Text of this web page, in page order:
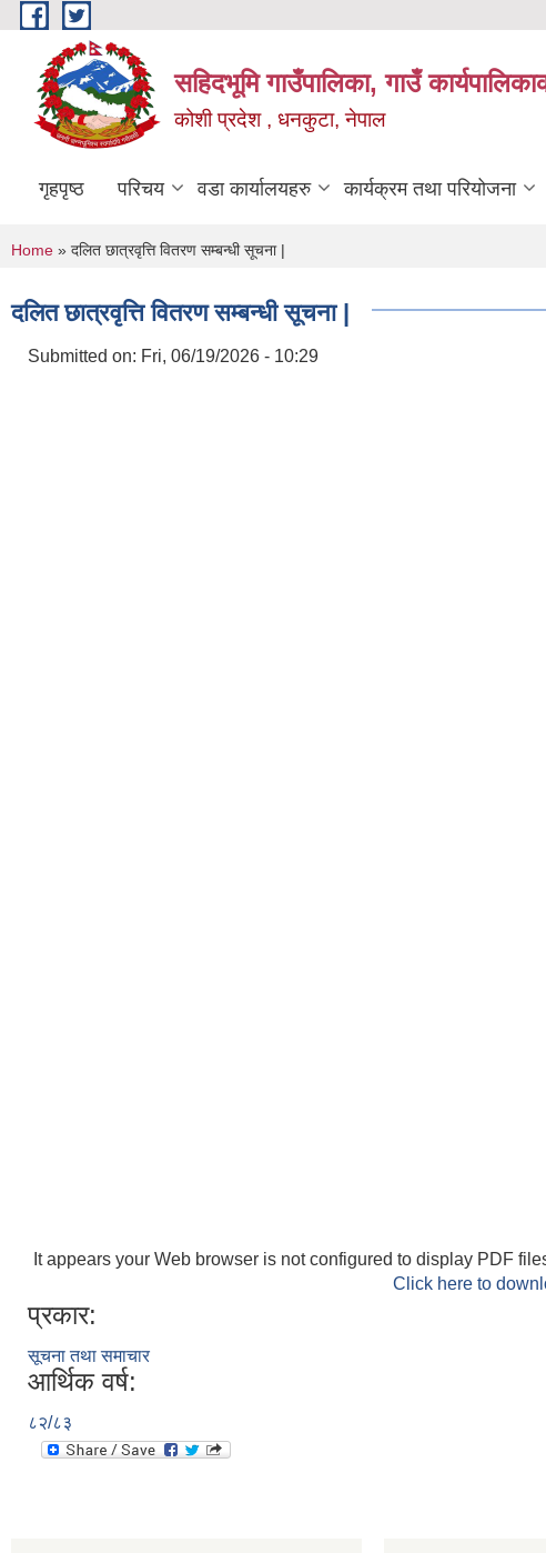
Skip to main content
सहिदभूमि गाउँपालिका, गाउँ
कोशी प्रदेश , धनकुटा, नेपाल
गृहपृष्ठ परिचय वडा कार्यालयहरु कार्यक्रम तथा परियोजना
You are here
Home » दलित छात्रवृत्ति वितरण सम्बन्धी सूचना |
दलित छात्रवृत्ति वितरण सम्बन्धी सूचना |
Submitted on: Fri, 06/19/2026 - 10:29
It appears your Web browser is not configured to display PDF
Click here to
प्रकार:
सूचना तथा समाचार
आर्थिक वर्ष:
८२/८३